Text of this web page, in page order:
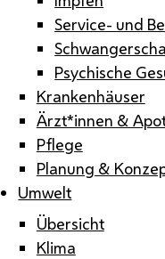
Service- und
Psychische
Krankenhäuser
Ärzt*innen &
Pflege
Planung &
Umwelt
Übersicht
Klima